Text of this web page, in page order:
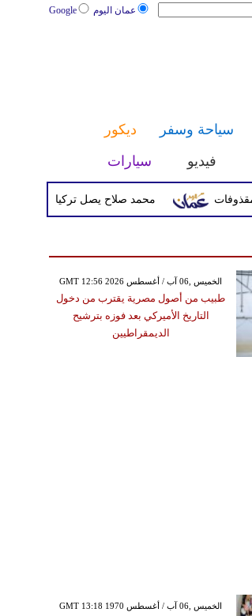
عمان اليوم Google
سياحة وسفر
ديكور
فيديو سيارات
محمد صلاح يصل تركيا الأربعاء لإتمام
GMT 12:56 2026 الخميس ,06 آب / أغسطس
طبيب من أصول مصرية يقترب من دخول
التاريخ الأميركي بعد فوزه بترشيح
الديمقراطيين
GMT 13:18 1970 الخميس ,06 آب / أغسطس